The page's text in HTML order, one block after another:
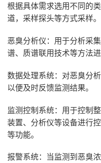
根据具体需求选用不同的
道，采样探头等方式采样。
恶臭分析仪：用于分析采
谱、质谱联用技术等方法进
数据处理系统：对恶臭分
以便及时反馈监测结果。
监测控制系统：用于控制
装置、分析仪等设备进行
等功能。
报警系统：当监测到恶臭